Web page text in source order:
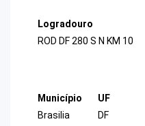
Logradouro
ROD DF 280 S N KM 10
Município
Brasilia
UF
DF